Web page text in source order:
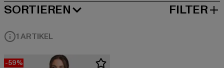
SORTIEREN
BELIEBTESTE FILTER
1 ARTIKEL
-59%